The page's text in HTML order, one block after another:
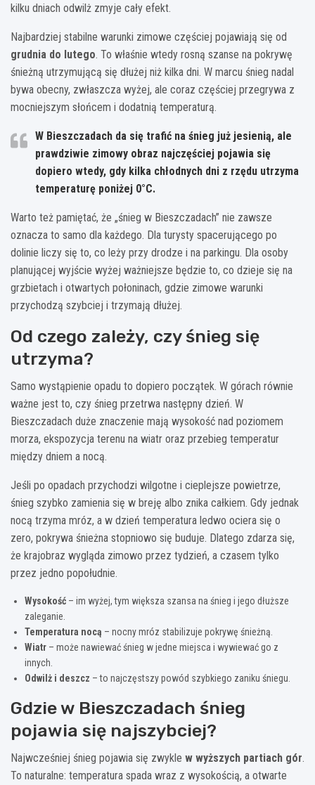
kilku dniach odwilż zmyje cały efekt.
Najbardziej stabilne warunki zimowe częściej pojawiają się od
grudnia do lutego. To właśnie wtedy rosną szanse na pokrywę
śnieżną utrzymującą się dłużej niż kilka dni. W marcu śnieg nadal
bywa obecny, zwłaszcza wyżej, ale coraz częściej przegrywa z
mocniejszym słońcem i dodatnią temperaturą.
W Bieszczadach da się trafić na śnieg już jesienią, ale
prawdziwie zimowy obraz najczęściej pojawia się
dopiero wtedy, gdy kilka chłodnych dni z rzędu utrzyma
temperaturę poniżej 0°C.
Warto też pamiętać, że „śnieg w Bieszczadach” nie zawsze
oznacza to samo dla każdego. Dla turysty spacerującego po
dolinie liczy się to, co leży przy drodze i na parkingu. Dla osoby
planującej wyjście wyżej ważniejsze będzie to, co dzieje się na
grzbietach i otwartych połoninach, gdzie zimowe warunki
przychodzą szybciej i trzymają dłużej.
Od czego zależy, czy śnieg się
utrzyma?
Samo wystąpienie opadu to dopiero początek. W górach równie
ważne jest to, czy śnieg przetrwa następny dzień. W
Bieszczadach duże znaczenie mają wysokość nad poziomem
morza, ekspozycja terenu na wiatr oraz przebieg temperatur
między dniem a nocą.
Jeśli po opadach przychodzi wilgotne i cieplejsze powietrze,
śnieg szybko zamienia się w breję albo znika całkiem. Gdy jednak
nocą trzyma mróz, a w dzień temperatura ledwo ociera się o
zero, pokrywa śnieżna stopniowo się buduje. Dlatego zdarza się,
że krajobraz wygląda zimowo przez tydzień, a czasem tylko
przez jedno popołudnie.
Wysokość – im wyżej, tym większa szansa na śnieg i jego dłuższe
zaleganie.
Temperatura nocą – nocny mróz stabilizuje pokrywę śnieżną.
Wiatr – może nawiewać śnieg w jedne miejsca i wywiewać go z
innych.
Odwilż i deszcz – to najczęstszy powód szybkiego zaniku śniegu.
Gdzie w Bieszczadach śnieg
pojawia się najszybciej?
Najwcześniej śnieg pojawia się zwykle w wyższych partiach gór.
To naturalne: temperatura spada wraz z wysokością, a otwarte